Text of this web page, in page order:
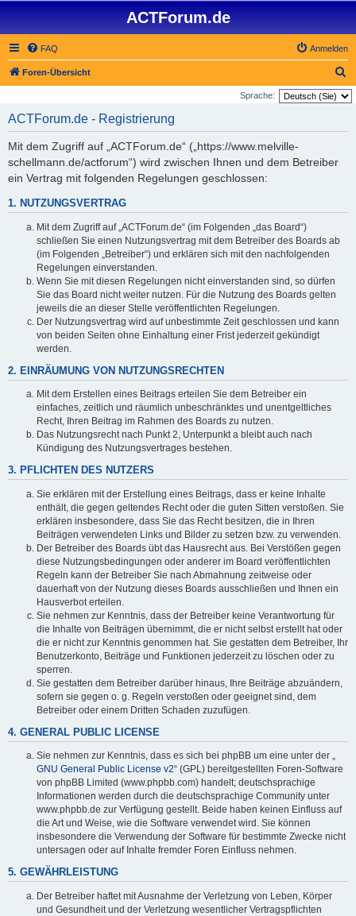
ACTForum.de
FAQ Anmelden
Foren-Übersicht
u
Sprache:
ACTForum.de - Registrierung
Mit dem Zugriff auf „ACTForum.de“ („https://www.melville-
schellmann.de/actforum“) wird zwischen Ihnen und dem Betreiber
ein Vertrag mit folgenden Regelungen geschlossen:
1. NUTZUNGSVERTRAG
Mit dem Zugriff auf „ACTForum.de“ (im Folgenden „das Board“)
schließen Sie einen Nutzungsvertrag mit dem Betreiber des Boards ab
(im Folgenden „Betreiber“) und erklären sich mit den nachfolgenden
Regelungen einverstanden.
Wenn Sie mit diesen Regelungen nicht einverstanden sind, so dürfen
Sie das Board nicht weiter nutzen. Für die Nutzung des Boards gelten
jeweils die an dieser Stelle veröffentlichten Regelungen.
Der Nutzungsvertrag wird auf unbestimmte Zeit geschlossen und kann
von beiden Seiten ohne Einhaltung einer Frist jederzeit gekündigt
werden.
2. EINRÄUMUNG VON NUTZUNGSRECHTEN
Mit dem Erstellen eines Beitrags erteilen Sie dem Betreiber ein
einfaches, zeitlich und räumlich unbeschränktes und unentgeltliches
Recht, Ihren Beitrag im Rahmen des Boards zu nutzen.
Das Nutzungsrecht nach Punkt 2, Unterpunkt a bleibt auch nach
Kündigung des Nutzungsvertrages bestehen.
3. PFLICHTEN DES NUTZERS
Sie erklären mit der Erstellung eines Beitrags, dass er keine Inhalte
enthält, die gegen geltendes Recht oder die guten Sitten verstoßen. Sie
erklären insbesondere, dass Sie das Recht besitzen, die in Ihren
Beiträgen verwendeten Links und Bilder zu setzen bzw. zu verwenden.
Der Betreiber des Boards übt das Hausrecht aus. Bei Verstößen gegen
diese Nutzungsbedingungen oder anderer im Board veröffentlichten
Regeln kann der Betreiber Sie nach Abmahnung zeitweise oder
dauerhaft von der Nutzung dieses Boards ausschließen und Ihnen ein
Hausverbot erteilen.
Sie nehmen zur Kenntnis, dass der Betreiber keine Verantwortung für
die Inhalte von Beiträgen übernimmt, die er nicht selbst erstellt hat oder
die er nicht zur Kenntnis genommen hat. Sie gestatten dem Betreiber, Ihr
Benutzerkonto, Beiträge und Funktionen jederzeit zu löschen oder zu
sperren.
Sie gestatten dem Betreiber darüber hinaus, Ihre Beiträge abzuändern,
sofern sie gegen o. g. Regeln verstoßen oder geeignet sind, dem
Betreiber oder einem Dritten Schaden zuzufügen.
4. GENERAL PUBLIC LICENSE
Sie nehmen zur Kenntnis, dass es sich bei phpBB um eine unter der „
GNU General Public License v2“ (GPL) bereitgestellten Foren-Software
von phpBB Limited (www.phpbb.com) handelt; deutschsprachige
Informationen werden durch die deutschsprachige Community unter
www.phpbb.de zur Verfügung gestellt. Beide haben keinen Einfluss auf
die Art und Weise, wie die Software verwendet wird. Sie können
insbesondere die Verwendung der Software für bestimmte Zwecke nicht
untersagen oder auf Inhalte fremder Foren Einfluss nehmen.
5. GEWÄHRLEISTUNG
Der Betreiber haftet mit Ausnahme der Verletzung von Leben, Körper
und Gesundheit und der Verletzung wesentlicher Vertragspflichten